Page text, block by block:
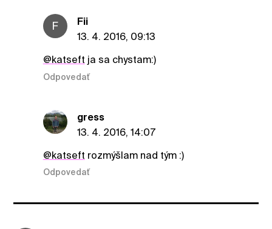
F
Fii
13. 4. 2016, 09:13
@katseft ja sa chystam:)
Odpovedať
gress
13. 4. 2016, 14:07
@katseft rozmýšlam nad tým :)
Odpovedať